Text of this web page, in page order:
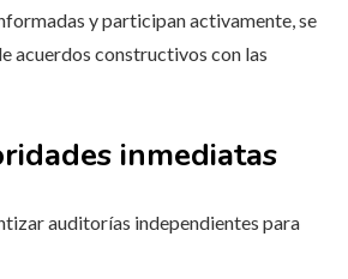
y participan activamente, se
acuerdos constructivos con las
inmediatas
auditorías independientes para